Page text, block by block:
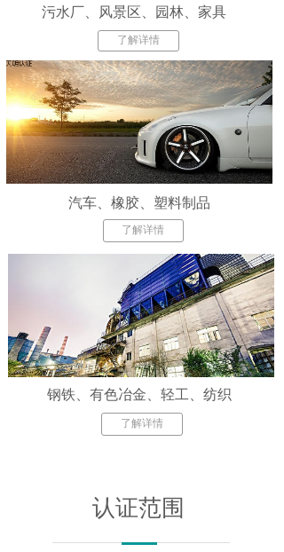
了解详情
了解详情
了解详情
汽车、橡胶、塑料制品
钢铁、有色冶金、轻工、纺织
污水厂、风景区、园林、家具
认证范围